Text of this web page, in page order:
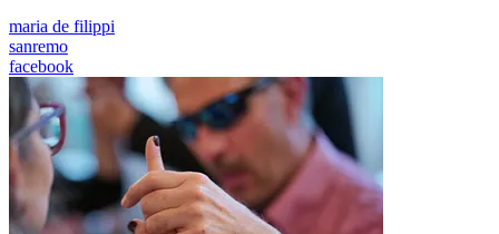
maria de filippi
sanremo
facebook